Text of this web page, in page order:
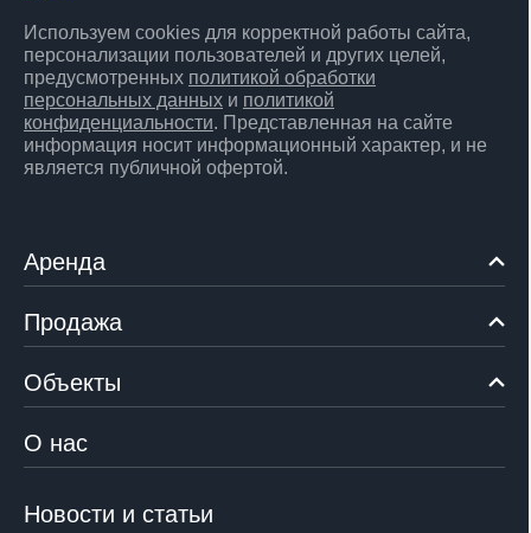
Используем cookies для корректной работы сайта,
персонализации пользователей и других целей,
предусмотренных политикой обработки
персональных данных и политикой
конфиденциальности. Представленная на сайте
информация носит информационный характер, и не
является публичной офертой.
Аренда
Продажа
Объекты
О нас
Новости и статьи